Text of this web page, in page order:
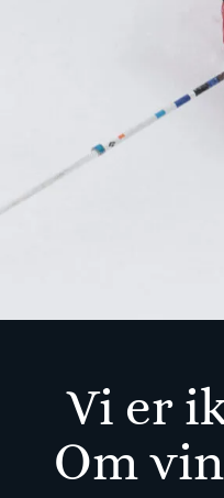
Vi er
Om